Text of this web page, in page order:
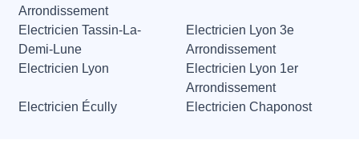
Arrondissement
Electricien Tassin-La-
Demi-Lune
Electricien Lyon 3e
Arrondissement
Electricien Lyon
Electricien Lyon 1er
Arrondissement
Electricien Écully
Electricien Chaponost